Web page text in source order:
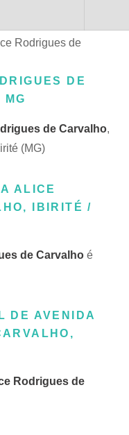
Rodrigues de
DE
de Carvalho,
(MG)
ALICE
IBIRITÉ /
de Carvalho é
DE AVENIDA
Rodrigues de